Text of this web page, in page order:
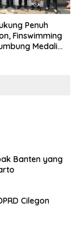
Penuh
Finswimming
Medali
Banten yang
Cilegon